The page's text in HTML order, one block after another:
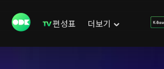
편성표 더보기